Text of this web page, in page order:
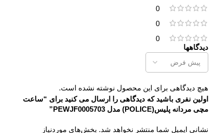
0
0
0
دیدگاهها
هیچ دیدگاهی برای این محصول نوشته نشده است.
اولین نفری باشید که دیدگاهی را ارسال می کنید برای “ساعت
مچی مردانه پلیس(POLICE) مدل PEWJF0005703”
نشانی ایمیل شما منتشر نخواهد شد. بخش‌های موردنیاز